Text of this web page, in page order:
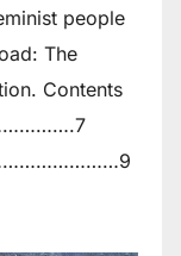
people
The
Contents